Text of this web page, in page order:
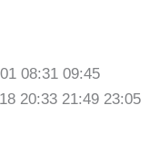
08:31 09:45
20:33 21:49 23:05